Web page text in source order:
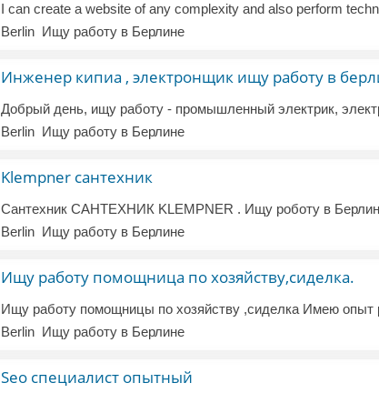
Berlin Ищу работу в Берлине
Инженер кипиа , электронщик ищу работу в
Berlin Ищу работу в Берлине
Klempner сантехник
Berlin Ищу работу в Берлине
Ищу работу помощница по хозяйству,сиделка.
Berlin Ищу работу в Берлине
Seo специалист опытный